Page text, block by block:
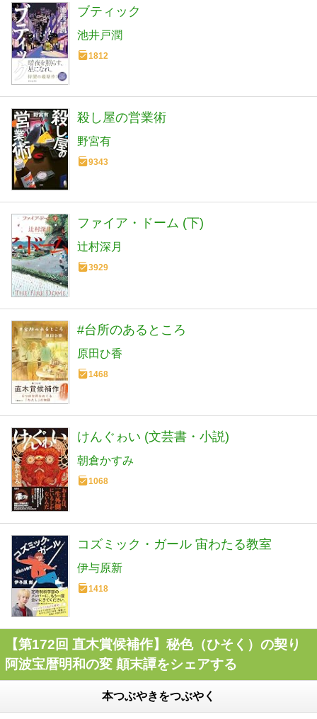
ブティック
池井戸潤
1812
殺し屋の営業術
野宮有
9343
ファイア・ドーム (下)
辻村深月
3929
#台所のあるところ
原田ひ香
1468
けんぐゎい (文芸書・小説)
朝倉かすみ
1068
コズミック・ガール 宙わたる教室
伊与原新
1418
【第172回 直木賞候補作】秘色（ひそく）の契り
阿波宝暦明和の変 顛末譚をシェアする
本つぶやきをつぶやく